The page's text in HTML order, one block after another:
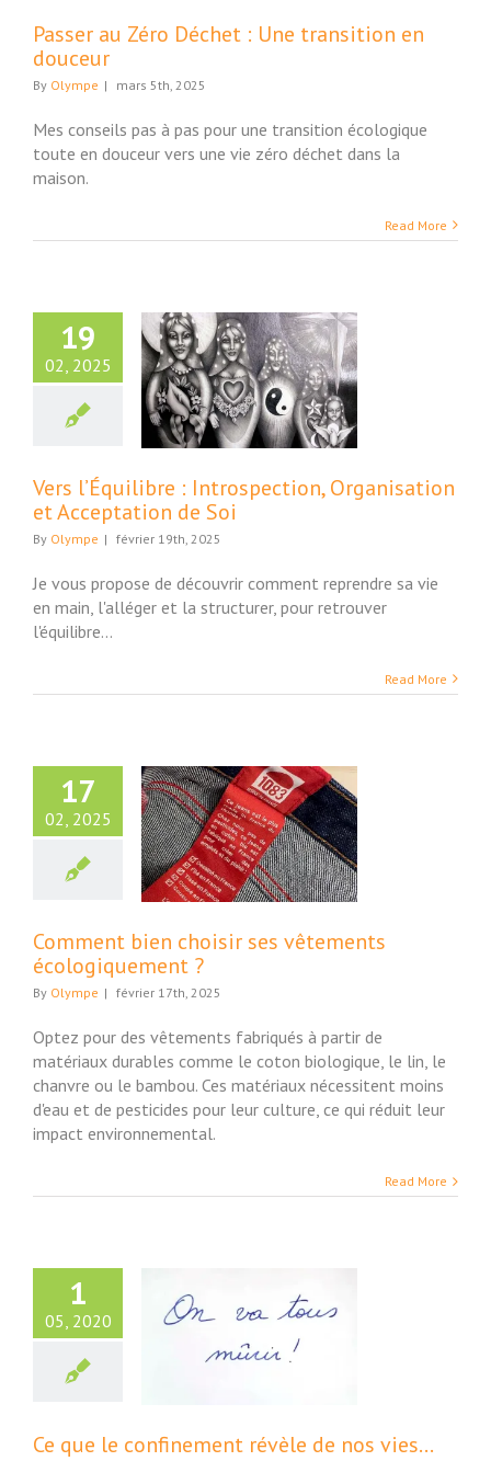
Passer au Zéro Déchet : Une transition en
douceur
By Olympe | mars 5th, 2025
Mes conseils pas à pas pour une transition écologique
toute en douceur vers une vie zéro déchet dans la
maison.
Read More
19
02, 2025
l’Équilibre :
et
Vers l’Équilibre : Introspection, Organisation
et Acceptation de Soi
By Olympe | février 19th, 2025
Je vous propose de découvrir comment reprendre sa vie
en main, l'alléger et la structurer, pour retrouver
l'équilibre...
Read More
17
02, 2025
bien choisir
vêtements
?
Comment bien choisir ses vêtements
écologiquement ?
By Olympe | février 17th, 2025
Optez pour des vêtements fabriqués à partir de
matériaux durables comme le coton biologique, le lin, le
chanvre ou le bambou. Ces matériaux nécessitent moins
d'eau et de pesticides pour leur culture, ce qui réduit leur
impact environnemental.
Read More
1
05, 2020
le confinement
de nos vies…
et Société
Ce que le confinement révèle de nos vies…